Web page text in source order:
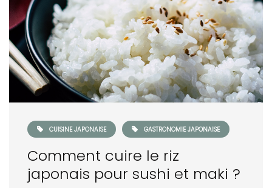
CUISINE JAPONAISE GASTRONOMIE JAPONAISE
Comment cuire le riz
japonais pour sushi et maki ?